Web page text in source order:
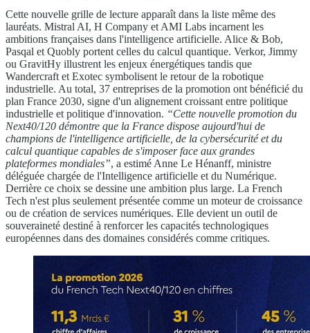
Cette nouvelle grille de lecture apparaît dans la liste même des
lauréats. Mistral AI, H Company et AMI Labs incarnent les
ambitions françaises dans l'intelligence artificielle. Alice & Bob,
Pasqal et Quobly portent celles du calcul quantique. Verkor, Jimmy
ou GravitHy illustrent les enjeux énergétiques tandis que
Wandercraft et Exotec symbolisent le retour de la robotique
industrielle. Au total, 37 entreprises de la promotion ont bénéficié du
plan France 2030, signe d'un alignement croissant entre politique
industrielle et politique d'innovation. “Cette nouvelle promotion du
Next40/120 démontre que la France dispose aujourd'hui de
champions de l'intelligence artificielle, de la cybersécurité et du
calcul quantique capables de s'imposer face aux grandes
plateformes mondiales”, a estimé Anne Le Hénanff, ministre
déléguée chargée de l'Intelligence artificielle et du Numérique.
Derrière ce choix se dessine une ambition plus large. La French
Tech n'est plus seulement présentée comme un moteur de croissance
ou de création de services numériques. Elle devient un outil de
souveraineté destiné à renforcer les capacités technologiques
européennes dans des domaines considérés comme critiques.